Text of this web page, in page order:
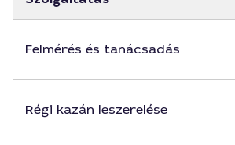
Felmérés és tanácsadás
Régi kazán leszerelése